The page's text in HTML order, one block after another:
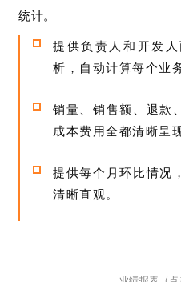
运
营
拆
统计。
提供负责人和开发
析，自动计算每个业
销量、销售额、退款
成本费用全都清晰呈
提供每个月环比情况
清晰直观。